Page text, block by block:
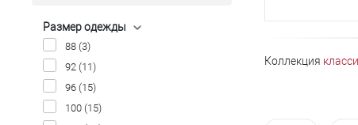
Размер одежды
88 (3)
92 (11)
96 (15)
100 (15)
Коллекция